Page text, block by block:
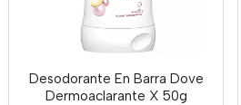
Desodorante En Barra Dove
Dermoaclarante X 50g